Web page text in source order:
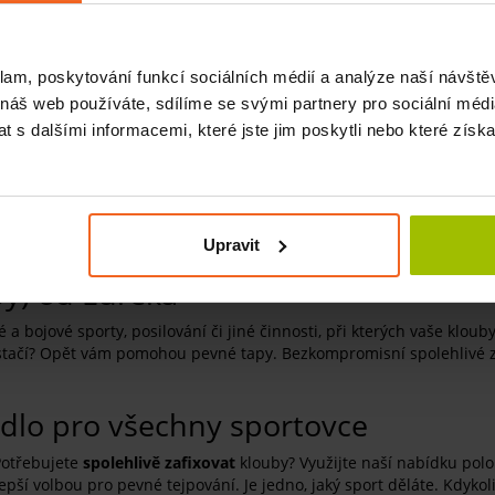
poskytování funkcí sociálních médií a analýze naší
web používáte, sdílíme se svými partnery pro sociální
s dalšími informacemi, které jste jim poskytli nebo které
Upravit
od Eureka
bojové sporty, posilování či jiné činnosti, při kterých vaše
Opět vám pomohou pevné tapy. Bezkompromisní
pro všechny sportovce
spolehlivě zafixovat klouby? Využijte naší nabídku
volbou pro pevné tejpování. Je jedno, jaký sport děláte.